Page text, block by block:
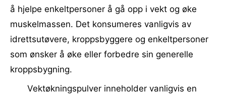
å hjelpe enkeltpersoner å gå opp i vekt og øke
muskelmassen. Det konsumeres vanligvis av
idrettsutøvere, kroppsbyggere og enkeltpersoner
som ønsker å øke eller forbedre sin generelle
kroppsbygning.
Vektøkningspulver inneholder vanligvis en